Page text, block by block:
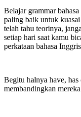
Belajar grammar
paling baik untuk
telah tahu teorinya,
setiap hari saat kamu
perkataan bahasa
Begitu halnya have, has
membandingkan